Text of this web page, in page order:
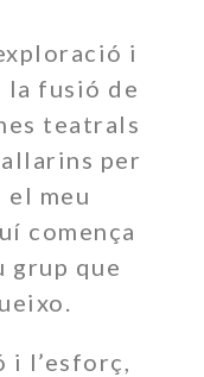
i
la fusió de
teatrals
per
el meu
comença
grup que
i l’esforç,